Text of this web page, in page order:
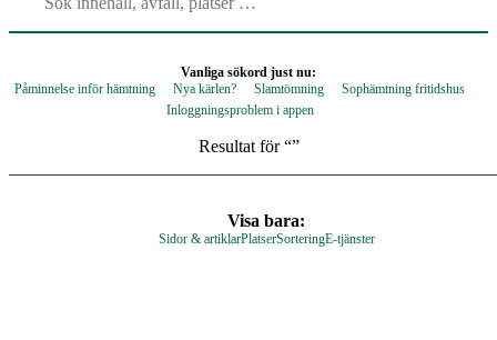
Vanliga sökord just nu:
Påminnelse inför hämtning
Nya kärlen? Slamtömning
Sophämtning fritidshus
Inloggningsproblem i appen
Resultat för “”
Visa bara:
Sidor & artiklarPlatserSorteringE-tjänster